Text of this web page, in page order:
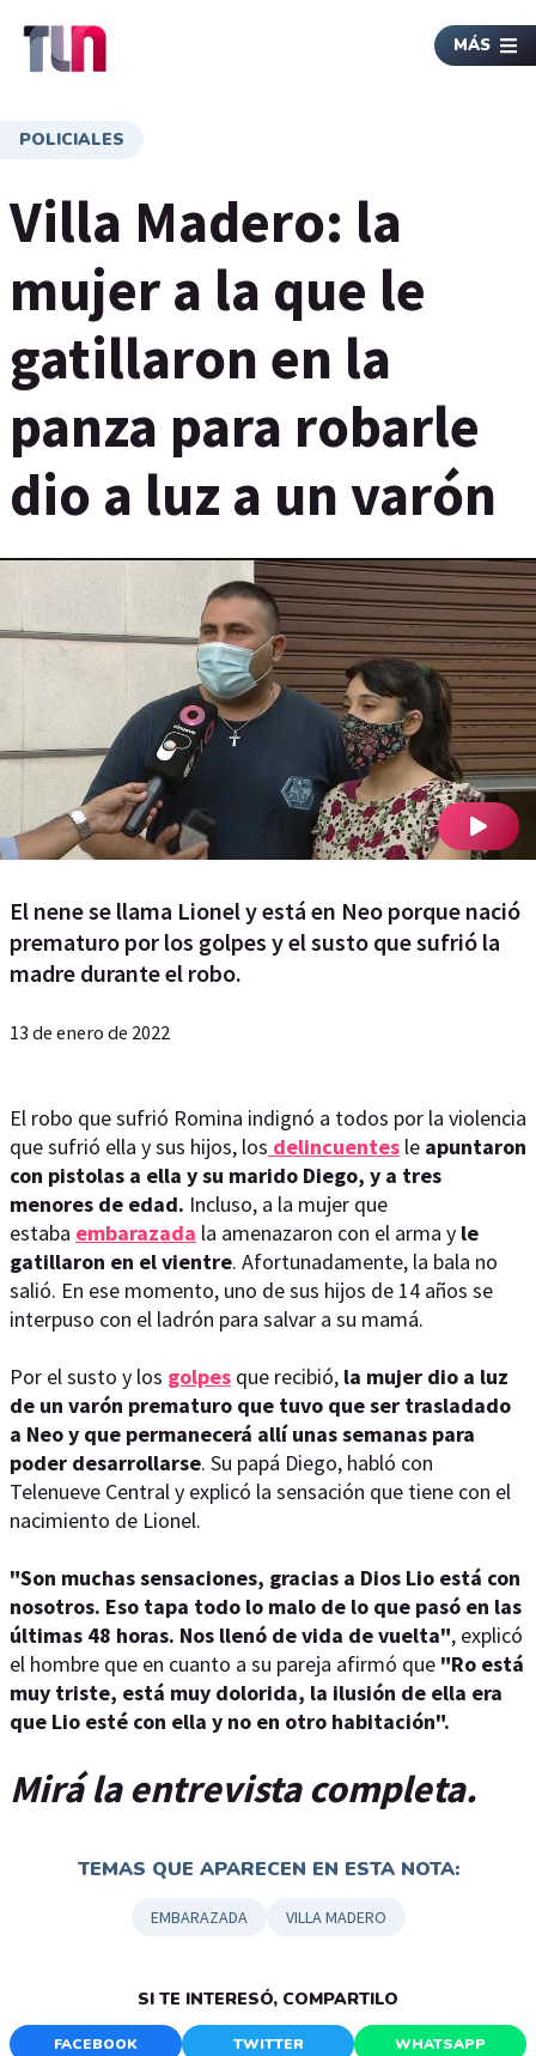
MÁS
POLICIALES
Villa Madero: la
mujer a la que le
gatillaron en la
panza para robarle
dio a luz a un varón
El nene se llama Lionel y está en Neo porque nació
prematuro por los golpes y el susto que sufrió la
madre durante el robo.
13 de enero de 2022
El robo que sufrió Romina indignó a todos por la violencia
que sufrió ella y sus hijos, los delincuentes le apuntaron
con pistolas a ella y su marido Diego, y a tres
menores de edad. Incluso, a la mujer que
estaba embarazada la amenazaron con el arma y le
gatillaron en el vientre. Afortunadamente, la bala no
salió. En ese momento, uno de sus hijos de 14 años se
interpuso con el ladrón para salvar a su mamá.
Por el susto y los golpes que recibió, la mujer dio a luz
de un varón prematuro que tuvo que ser trasladado
a Neo y que permanecerá allí unas semanas para
poder desarrollarse. Su papá Diego, habló con
Telenueve Central y explicó la sensación que tiene con el
nacimiento de Lionel.
"Son muchas sensaciones, gracias a Dios Lio está con
nosotros. Eso tapa todo lo malo de lo que pasó en las
últimas 48 horas. Nos llenó de vida de vuelta", explicó
el hombre que en cuanto a su pareja afirmó que "Ro está
muy triste, está muy dolorida, la ilusión de ella era
que Lio esté con ella y no en otro habitación".
Mirá la entrevista completa.
TEMAS QUE APARECEN EN ESTA NOTA:
EMBARAZADA VILLA MADERO
SI TE INTERESÓ, COMPARTILO
FACEBOOK TWITTER WHATSAPP